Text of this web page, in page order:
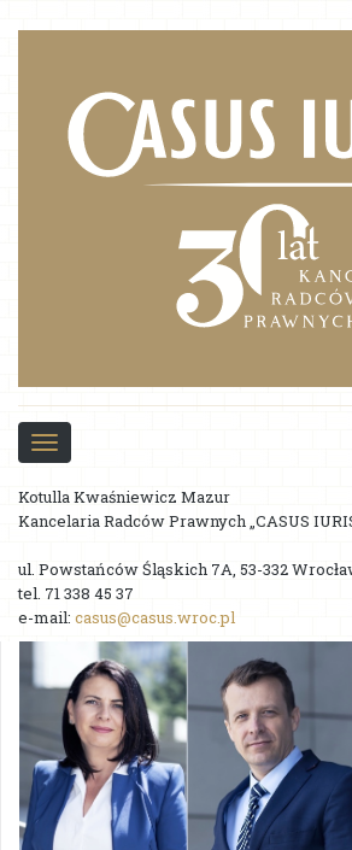
Toggle
navigation
Über die Kanzlei
Team
Mandanten
Karriere
Bauverträge – Blog
Prawnik dla pracodawcy – blog
Kotulla Kwaśniewicz Mazur
Kancelaria Radców Prawnych „CASUS
ul. Powstańców Śląskich 7A, 53-332
tel. 71 338 45 37
e-mail: casus@casus.wroc.pl